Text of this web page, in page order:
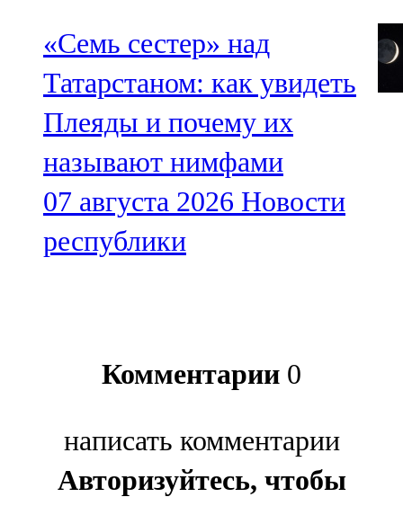
«Семь сестер» над
Татарстаном: как увидеть
Плеяды и почему их
называют нимфами
07 августа 2026 Новости
республики
Комментарии 0
написать комментарии
Авторизуйтесь, чтобы